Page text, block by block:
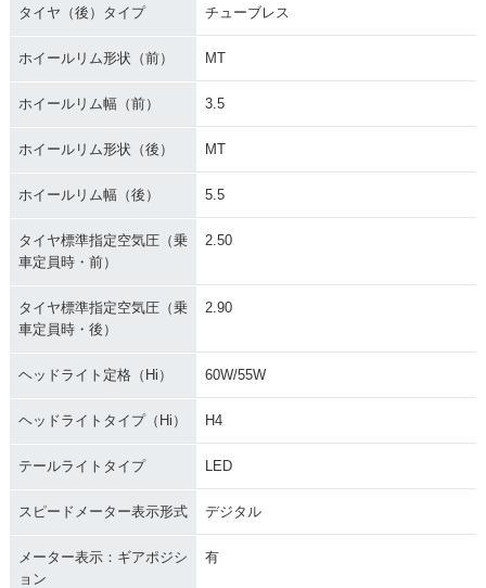
タイヤ（後）タイプ チューブレス
ホイールリム形状（前） MT
ホイールリム幅（前） 3.5
ホイールリム形状（後） MT
ホイールリム幅（後） 5.5
タイヤ標準指定空気圧（乗
車定員時・前）
2.50
タイヤ標準指定空気圧（乗
車定員時・後）
2.90
ヘッドライト定格（Hi） 60W/55W
ヘッドライトタイプ（Hi） H4
テールライトタイプ LED
スピードメーター表示形式 デジタル
メーター表示：ギアポジシ
ョン
有